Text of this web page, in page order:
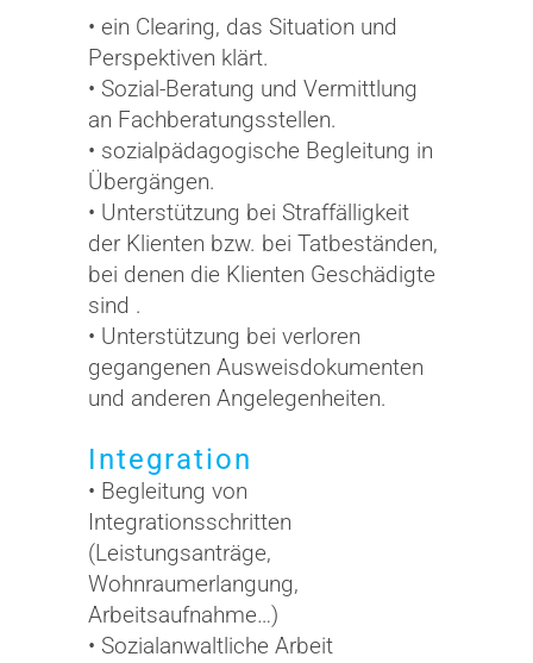
• ein Clearing, das Situation und
Perspektiven klärt.
• Sozial-Beratung und Vermittlung
an Fachberatungsstellen.
• sozialpädagogische Begleitung in
Übergängen.
• Unterstützung bei Straffälligkeit
der Klienten bzw. bei Tatbeständen,
bei denen die Klienten Geschädigte
sind .
• Unterstützung bei verloren
gegangenen Ausweisdokumenten
und anderen Angelegenheiten.
Integration
• Begleitung von
Integrationsschritten
(Leistungsanträge,
Wohnraumerlangung,
Arbeitsaufnahme…)
• Sozialanwaltliche Arbeit